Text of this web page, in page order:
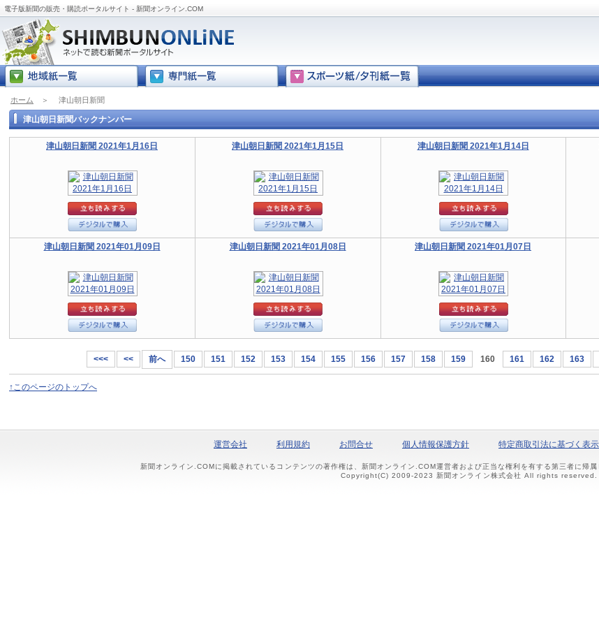
電子版新聞の販売・購読ポータルサイト - 新聞オンライン.COM
ホーム ＞ 津山朝日新聞
津山朝日新聞バックナンバー
津山朝日新聞 2021年1月16日 津山朝日新聞 2021年1月15日 津山朝日新聞 2021年1月14日
津山朝日新聞 2021年01月09日 津山朝日新聞 2021年01月08日 津山朝日新聞 2021年01月07日
<<< << 前へ 150 151 152 153 154 155 156 157 158 159 160 161 162 163
↑このページのトップへ
運営会社 利用規約 お問合せ 個人情報保護方針 特定商取引法に基づく表示
新聞オンライン.COMに掲載されているコンテンツの著作権は、新聞オンライン.COM運営者および正当な権利を有する第三者に帰
Copyright(C) 2009-2023 新聞オンライン株式会社 All rights reserved.